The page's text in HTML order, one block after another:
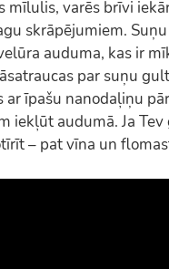
mīlulis, varēs brīvi
skrāpējumiem.
auduma, kas ir
par suņu
ar īpašu nanodaļiņu
iekļūt audumā. Ja Tev
– pat vīna un